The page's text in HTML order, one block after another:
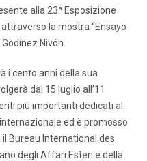
alla 23ª Esposizione
la mostra “Ensayo
Nivón.
i cento anni della sua
dal 15 luglio all’11
più importanti dedicati al
ed è promosso
Bureau International des
degli Affari Esteri e della